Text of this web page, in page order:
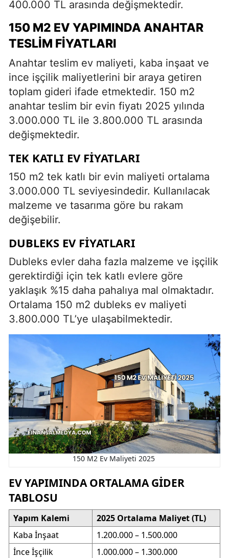
400.000 TL arasında değişmektedir.
150 M2 EV YAPIMINDA ANAHTAR
TESLIM FIYATLARI
Anahtar teslim ev maliyeti, kaba inşaat ve
ince işçilik maliyetlerini bir araya getiren
toplam gideri ifade etmektedir. 150 m2
anahtar teslim bir evin fiyatı 2025 yılında
3.000.000 TL ile 3.800.000 TL arasında
değişmektedir.
TEK KATLI EV FIYATLARI
150 m2 tek katlı bir evin maliyeti ortalama
3.000.000 TL seviyesindedir. Kullanılacak
malzeme ve tasarıma göre bu rakam
değişebilir.
DUBLEKS EV FIYATLARI
Dubleks evler daha fazla malzeme ve işçilik
gerektirdiği için tek katlı evlere göre
yaklaşık %15 daha pahalıya mal olmaktadır.
Ortalama 150 m2 dubleks ev maliyeti
3.800.000 TL’ye ulaşabilmektedir.
150 M2 Ev Maliyeti 2025
EV YAPIMINDA ORTALAMA GIDER
TABLOSU
Yapım Kalemi
2025 Ortalama Maliyet (TL)
Kaba İnşaat
1.200.000 – 1.500.000
İnce İşçilik
1.000.000 – 1.300.000